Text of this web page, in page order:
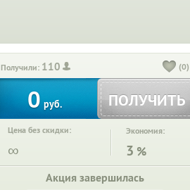
Получили: 110 (0)
0 руб. ПОЛУЧИТЬ
Цена без скидки:
∞
Экономия:
3 %
Акция завершилась